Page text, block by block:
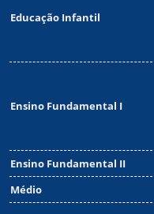
Educação Infantil
Ensino Fundamental I
Ensino Fundamental II
Médio